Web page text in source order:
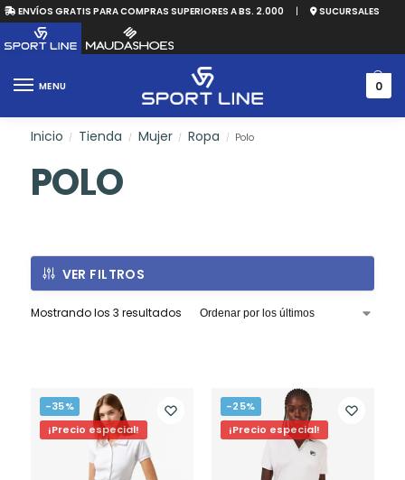
ENVÍOS GRATIS PARA COMPRAS SUPERIORES A BS. 2.000 | SUCURSALES
MENU 0
Inicio / Tienda / Mujer / Ropa / Polo
POLO
VER FILTROS
Mostrando los 3 resultados
-35%
¡Precio especial!
-25%
¡Precio especial!